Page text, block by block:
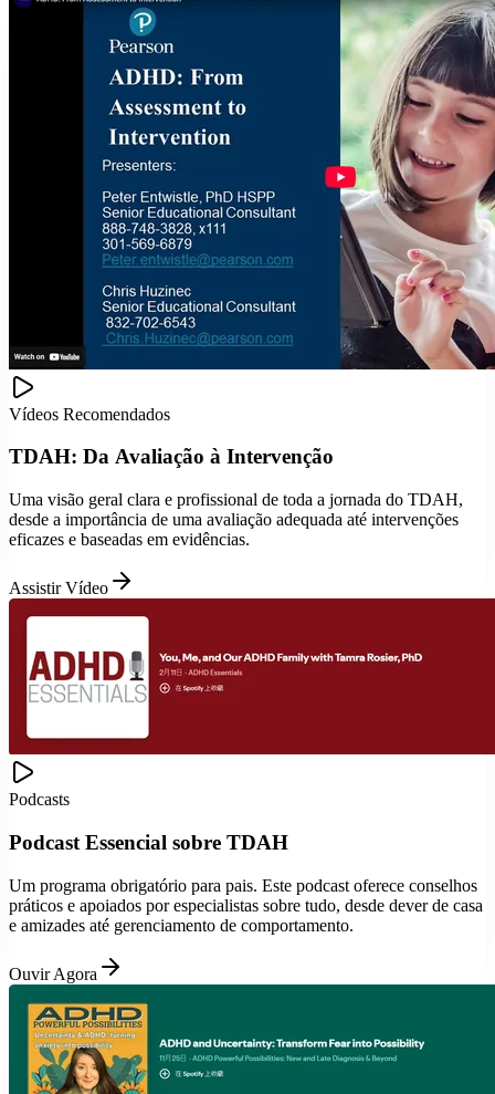
Vídeos Recomendados
TDAH: Da Avaliação à Intervenção
Uma visão geral clara e profissional de toda a jornada do TDAH,
desde a importância de uma avaliação adequada até intervenções
eficazes e baseadas em evidências.
Assistir Vídeo
Podcasts
Podcast Essencial sobre TDAH
Um programa obrigatório para pais. Este podcast oferece conselhos
práticos e apoiados por especialistas sobre tudo, desde dever de casa
e amizades até gerenciamento de comportamento.
Ouvir Agora